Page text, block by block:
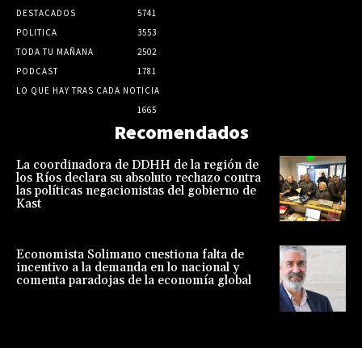
DESTACADOS
5741
POLITICA
3553
TODA TU MAÑANA
2502
PODCAST
1781
LO QUE HAY TRAS CADA NOTICIA
1665
Recomendados
La coordinadora de DDHH de la región de
los Ríos declara su absoluto rechazo contra
las políticas negacionistas del gobierno de
Kast
Economista Solimano cuestiona falta de
incentivo a la demanda en lo nacional y
comenta paradojas de la economía global